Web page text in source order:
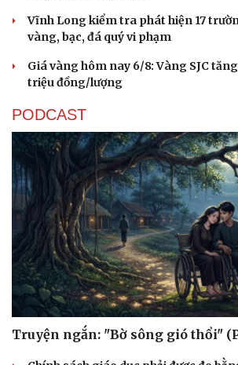
Vĩnh Long kiểm tra phát hiện 17
vàng, bạc, đá quý vi phạm
Giá vàng hôm nay 6/8: Vàng SJC
triệu đồng/lượng
PODCAST
Truyện ngắn: "Bờ sông gió thổi"